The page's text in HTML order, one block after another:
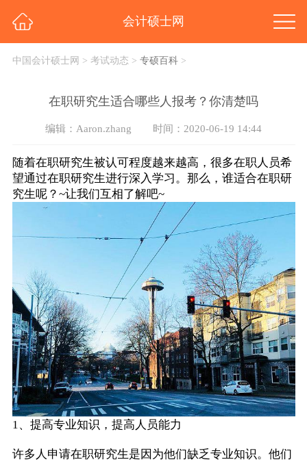
会计硕士网
中国会计硕士网 > 考试动态 > 专硕百科>
在职研究生适合哪些人报考？你清楚吗
编辑：Aaron.zhang 时间：2020-06-19 14:44
随着在职研究生被认可程度越来越高，很多在职人员希
望通过在职研究生进行深入学习。那么，谁适合在职研
究生呢？~让我们互相了解吧~
1、提高专业知识，提高人员能力
许多人申请在职研究生是因为他们缺乏专业知识。他们